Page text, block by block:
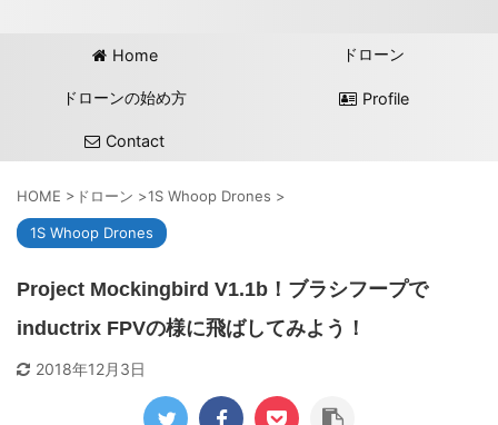
Home ドローン
ドローンの始め方 Profile
Contact
HOME > ドローン >1S Whoop Drones >
1S Whoop Drones
Project Mockingbird V1.1b！ブラシフープで
inductrix FPVの様に飛ばしてみよう！
2018年12月3日